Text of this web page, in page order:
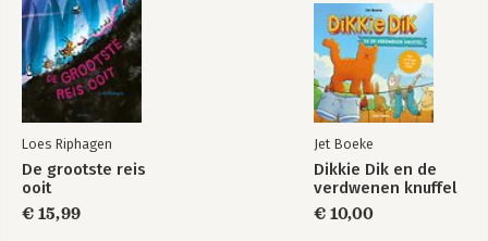
Loes Riphagen
De grootste reis
ooit
€ 15,99
Jet Boeke
Dikkie Dik en de
verdwenen knuffel
€ 10,00